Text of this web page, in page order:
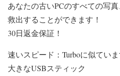
あなたの古いPCのすべての写
救出することができます！
30日返金保証！
速いスピード：Turboに似てい
大きなUSBスティック